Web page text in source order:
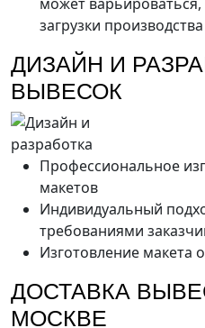
загрузки производства
ДИЗАЙН И
ВЫВЕСОК
Профессиональное
макетов
Индивидуальный
требованиями
Изготовление макета
ДОСТАВКА
МОСКВЕ